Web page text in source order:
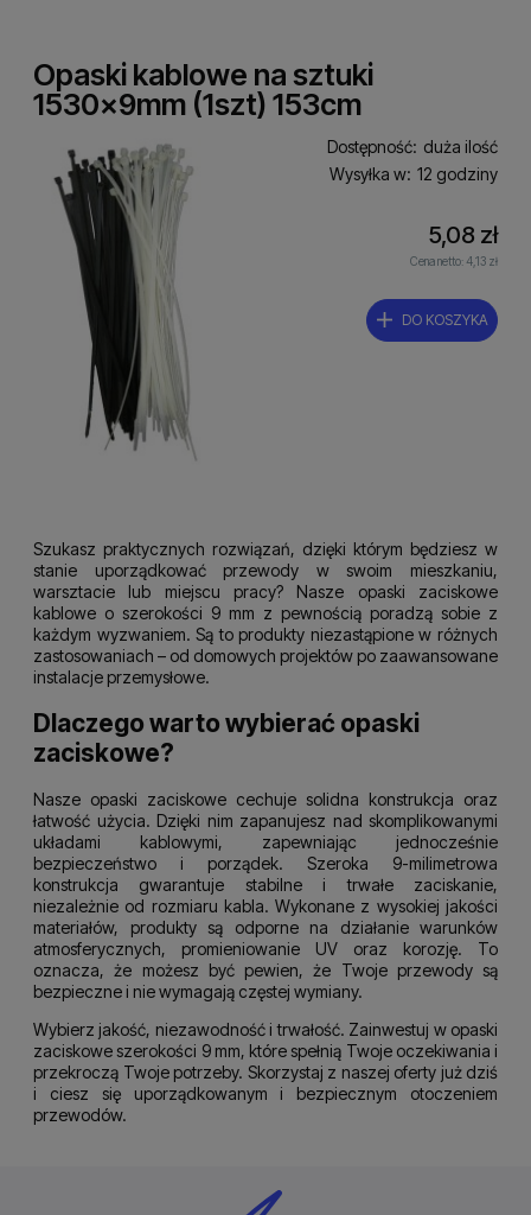
Opaski kablowe na sztuki
1530x9mm (1szt) 153cm
Dostępność: duża ilość
Wysyłka w: 12 godziny
5,08 zł
Cena netto:4,13 zł
DO KOSZYKA
Szukasz praktycznych rozwiązań, dzięki którym będziesz w
stanie uporządkować przewody w swoim mieszkaniu,
warsztacie lub miejscu pracy? Nasze opaski zaciskowe
kablowe o szerokości 9 mm z pewnością poradzą sobie z
każdym wyzwaniem. Są to produkty niezastąpione w różnych
zastosowaniach – od domowych projektów po zaawansowane
instalacje przemysłowe.
Dlaczego warto wybierać opaski
zaciskowe?
Nasze opaski zaciskowe cechuje solidna konstrukcja oraz
łatwość użycia. Dzięki nim zapanujesz nad skomplikowanymi
układami kablowymi, zapewniając jednocześnie
bezpieczeństwo i porządek. Szeroka 9-milimetrowa
konstrukcja gwarantuje stabilne i trwałe zaciskanie,
niezależnie od rozmiaru kabla. Wykonane z wysokiej jakości
materiałów, produkty są odporne na działanie warunków
atmosferycznych, promieniowanie UV oraz korozję. To
oznacza, że możesz być pewien, że Twoje przewody są
bezpieczne i nie wymagają częstej wymiany.
Wybierz jakość, niezawodność i trwałość. Zainwestuj w opaski
zaciskowe szerokości 9 mm, które spełnią Twoje oczekiwania i
przekroczą Twoje potrzeby. Skorzystaj z naszej oferty już dziś
i ciesz się uporządkowanym i bezpiecznym otoczeniem
przewodów.